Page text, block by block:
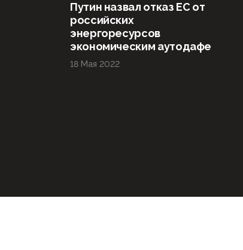
Путин назвал отказ ЕС от
российских
энергоресурсов
экономическим аутодафе
18 Мая 2022